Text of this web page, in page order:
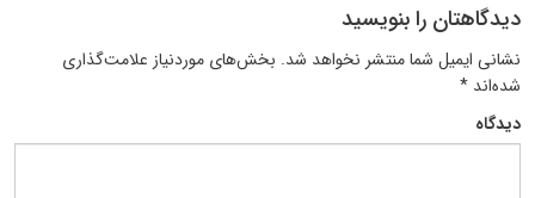
دیدگاهتان را بنویسید
نشانی ایمیل شما منتشر نخواهد شد. بخش‌های موردنیاز علامت‌گذاری
شده‌اند *
دیدگاه